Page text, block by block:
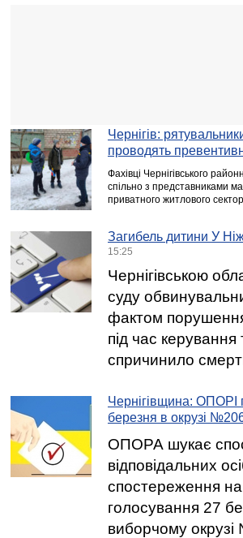
Чернігів:
проводять
Фахівці Чернігівського
спільно з представниками
приватного житлового
Загибель дитини У
15:25
Чернігівською
суду
фактом
під час
спричинило
Чернігівщина: ОПОРІ
березня в окрузі
ОПОРА шукає
відповідальних
спостереження
голосування 27
виборчому окрузі